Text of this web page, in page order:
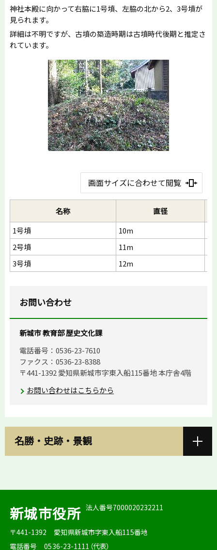
神社本殿に向かって右脇に1号墳、左脇の北から2、3号墳が
見られます。
詳細は不明ですが、古墳の築造時期は古墳時代後期と推定さ
れています。
画面サイズに合わせて閲覧
名称
直径
1号墳
10m
2号墳
11m
3号墳
12m
お問い合わせ
新城市 教育部 歴史文化課
電話番号：0536-23-7610
ファクス：0536-23-8388
〒441-1392 愛知県新城市字東入船115番地 本庁舎4階
お問い合わせはこちらから
名勝・史跡・景観
新城市役所 法人番号7000020232211
〒441-1392
愛知県新城市字東入船115番地
電話番号
0536-23-1111（代表）